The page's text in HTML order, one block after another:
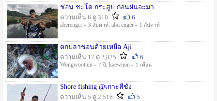
ช่อน ชะโด กระสูบ ก่อนฝนจะมา
ความเห็น 6 ดู 310
6
aberenger - 3 สัปดาห์, aberenger - 1 สัปดาห์
ตกปลาช่อนด้วยเหยื่อ Aji
ความเห็น 17 ดู 2,825
6
Wongwoottun - 7 ปี , kaewnon - 1 เดือน
Shore fishing @เกาะสีชัง
ความเห็น 5 ดู 2,516
5